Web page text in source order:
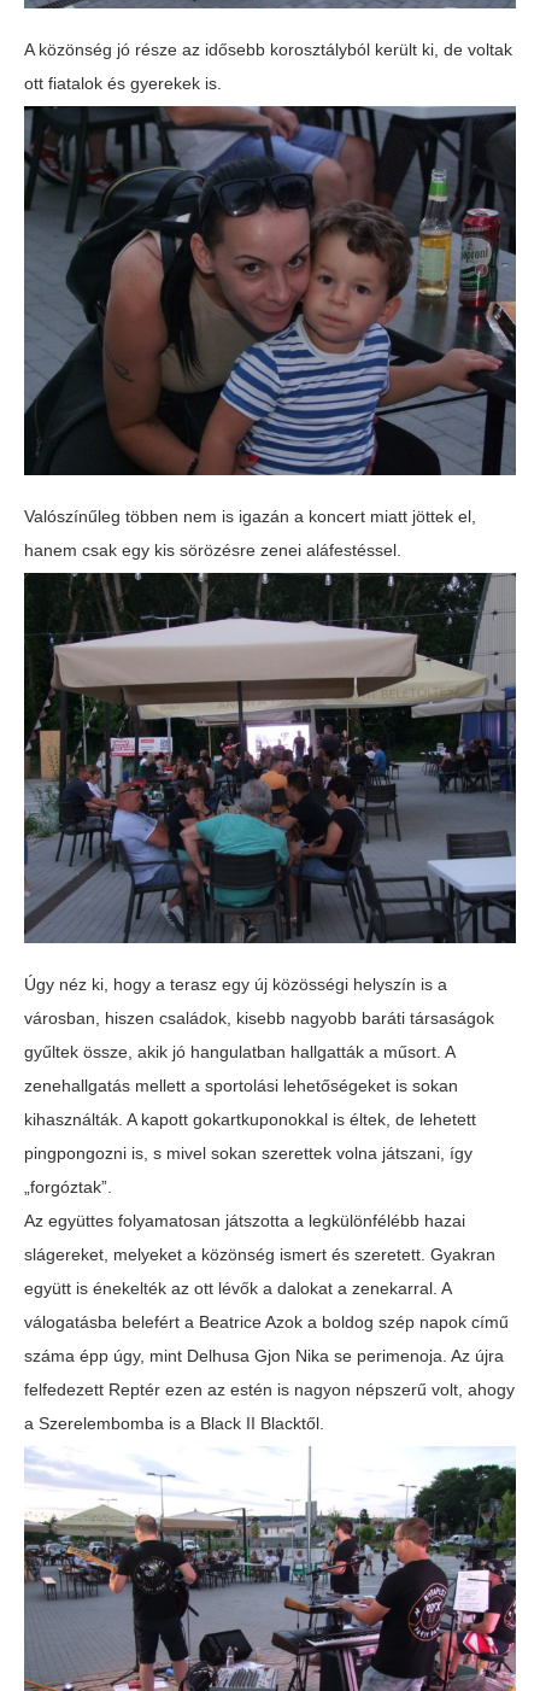
A közönség jó része az idősebb korosztályból került ki, de voltak
ott fiatalok és gyerekek is.
Valószínűleg többen nem is igazán a koncert miatt jöttek el,
hanem csak egy kis sörözésre zenei aláfestéssel.
Úgy néz ki, hogy a terasz egy új közösségi helyszín is a
városban, hiszen családok, kisebb nagyobb baráti társaságok
gyűltek össze, akik jó hangulatban hallgatták a műsort. A
zenehallgatás mellett a sportolási lehetőségeket is sokan
kihasználták. A kapott gokartkuponokkal is éltek, de lehetett
pingpongozni is, s mivel sokan szerettek volna játszani, így
„forgóztak”.
Az együttes folyamatosan játszotta a legkülönfélébb hazai
slágereket, melyeket a közönség ismert és szeretett. Gyakran
együtt is énekelték az ott lévők a dalokat a zenekarral. A
válogatásba belefért a Beatrice Azok a boldog szép napok című
száma épp úgy, mint Delhusa Gjon Nika se perimenoja. Az újra
felfedezett Reptér ezen az estén is nagyon népszerű volt, ahogy
a Szerelembomba is a Black II Blacktől.